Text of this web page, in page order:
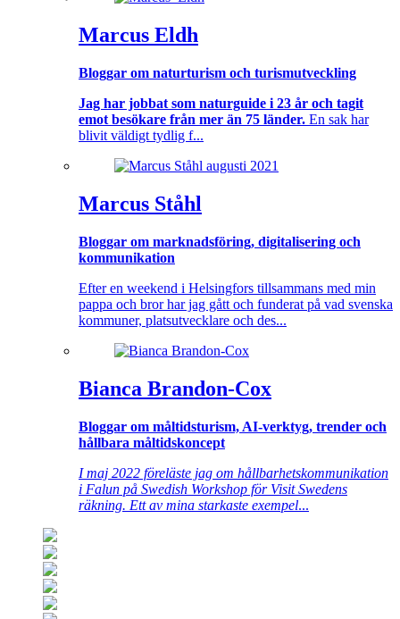
Marcus Eldh
Bloggar om naturturism och turismutveckling
Jag har jobbat som naturguide i 23 år och tagit
emot besökare från mer än 75 länder. En sak har
blivit väldigt tydlig f...
Marcus Ståhl
Bloggar om marknadsföring, digitalisering och
kommunikation
Efter en weekend i Helsingfors tillsammans med min
pappa och bror har jag gått och funderat på vad svenska
kommuner, platsutvecklare och des...
Bianca Brandon-Cox
Bloggar om måltidsturism, AI-verktyg, trender och
hållbara måltidskoncept
I maj 2022 föreläste jag om hållbarhetskommunikation
i Falun på Swedish Workshop för Visit Swedens
räkning. Ett av mina starkaste exempel...